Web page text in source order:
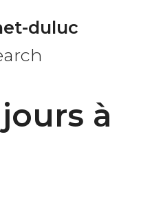
duluc
à